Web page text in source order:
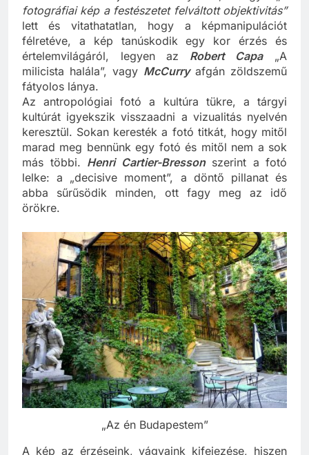
André Bazin írja tanulmányában, hogy „a
fotográfiai kép a festészetet felváltott objektivitás”
lett és vitathatatlan, hogy a képmanipulációt
félretéve, a kép tanúskodik egy kor érzés és
értelemvilágáról, legyen azRobert Capa„A
milicista halála”, vagy
fátyolos lánya.
Az antropológiai fotó a kultúra tükre, a tárgyi
kultúrát igyekszik visszaadni a vizualitás nyelvén
keresztül. Sokan keresték a fotó titkát, hogy mitől
marad meg bennünk egy fotó és mitől nem a sok
más többi.Henri Cartier-Bressonszerint a fotó
lelke: a „decisive moment”, a döntő pillanat és
abba sűrűsödik minden, ott fagy meg az idő